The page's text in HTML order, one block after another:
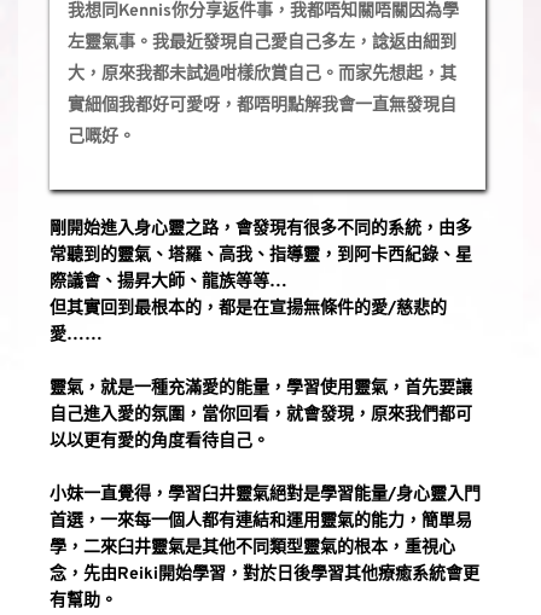
我想同Kennis你分享返件事，我都唔知關唔關因為學
左靈氣事。我最近發現自己愛自己多左，諗返由細到
大，原來我都未試過咁樣欣賞自己。而家先想起，其
實細個我都好可愛呀，都唔明點解我會一直無發現自
己嘅好。
剛開始進入身心靈之路，會發現有很多不同的系統，由多
常聽到的靈氣、塔羅、高我、指導靈，到阿卡西紀錄、星
際議會、揚昇大師、龍族等等…
但其實回到最根本的，都是在宣揚無條件的愛/慈悲的
愛……
靈氣，就是一種充滿愛的能量，學習使用靈氣，首先要讓
自己進入愛的氛圍，當你回看，就會發現，原來我們都可
以以更有愛的角度看待自己。
小妹一直覺得，學習臼井靈氣絕對是學習能量/身心靈入門
首選，一來每一個人都有連結和運用靈氣的能力，簡單易
學，二來臼井靈氣是其他不同類型靈氣的根本，重視心
念，先由Reiki開始學習，對於日後學習其他療癒系統會更
有幫助。